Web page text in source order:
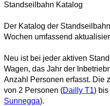
Standseilbahn Katalog
Der Katalog der
Wochen umfassend
Neu ist bei jeder aktiven
Wagen, das Jahr der
Anzahl Personen erfasst. Die
von 2 Personen (Dailly T1)
Sunnegga).